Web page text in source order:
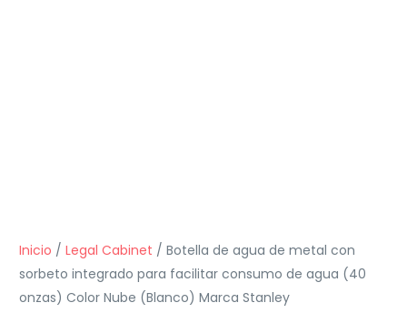
Inicio /Legal Cabinet / Botella de agua de metal con
sorbeto integrado para facilitar consumo de agua (40
onzas) Color Nube (Blanco) Marca Stanley